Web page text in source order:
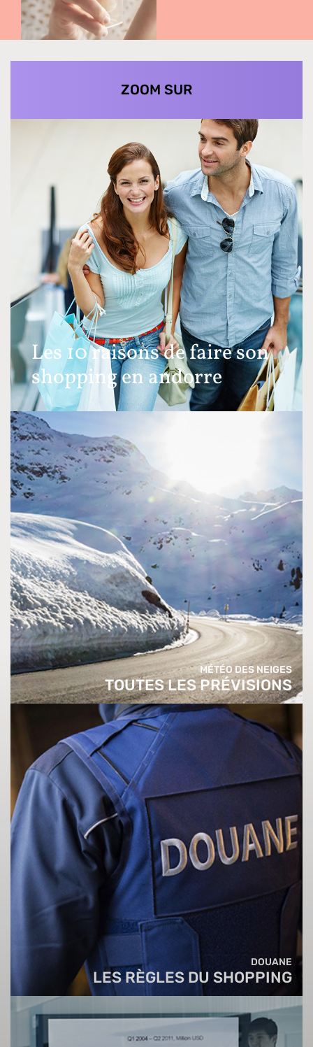
ZOOM SUR
Les 10 raisons de faire son
shopping en andorre
MÉTÉO DES NEIGES
TOUTES LES PRÉVISIONS
DOUANE
LES RÈGLES DU SHOPPING